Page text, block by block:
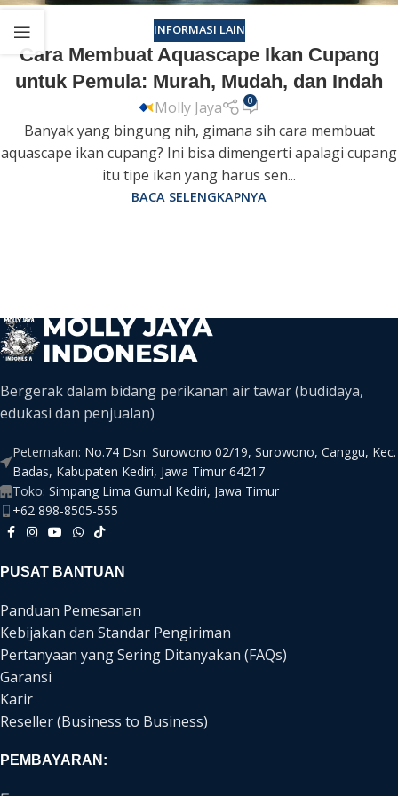
INFORMASI LAIN
Cara Membuat Aquascape Ikan Cupang
untuk Pemula: Murah, Mudah, dan Indah
Molly Jaya 0
Banyak yang bingung nih, gimana sih cara membuat
aquascape ikan cupang? Ini bisa dimengerti apalagi cupang
itu tipe ikan yang harus sen...
BACA SELENGKAPNYA
Bergerak dalam bidang perikanan air tawar (budidaya,
edukasi dan penjualan)
Peternakan: No.74 Dsn. Surowono 02/19, Surowono, Canggu, Kec.
Badas, Kabupaten Kediri, Jawa Timur 64217
Toko: Simpang Lima Gumul Kediri, Jawa Timur
+62 898-8505-555
PUSAT BANTUAN
Panduan Pemesanan
Kebijakan dan Standar Pengiriman
Pertanyaan yang Sering Ditanyakan (FAQs)
Garansi
Karir
Reseller (Business to Business)
PEMBAYARAN: